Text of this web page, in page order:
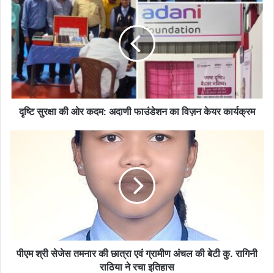
सुरक्षा
की
ओर
कदम:
अदाणी
फाउंडेशन
का
विज़न
केयरदृष्टि सुरक्षा की ओर कदम: अदाणी फाउंडेशन का विज़न केयर कार्यक्रम
कीपीएम श्री सेजेस तमनार की छात्रा एवं ग्रामीण अंचल की बेटी कु. रागिनी
राठिया ने रचा इतिहास